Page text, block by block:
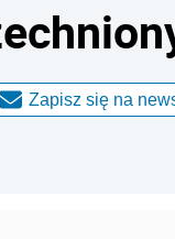
Zapisz się na